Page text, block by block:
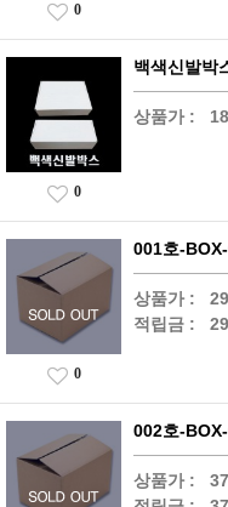
0
백색신발박
상품가 :
0
001호-
상품가 :
적립금 :
0
002호-
상품가 :